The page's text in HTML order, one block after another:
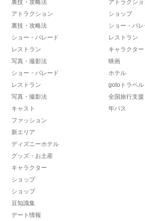
裏技・攻略法
アトラクション
裏技・攻略法
ショー・パレード
レストラン
写真・撮影法
ショー・パレード
レストラン
写真・撮影法
キャスト
ファッション
新エリア
ディズニーホテル
グッズ・お土産
キャラクター
ショップ
ショップ
豆知識集
デート情報
アトラクシ
ショップ
ショー・パ
レストラン
キャラクター
映画
ホテル
gotoトラベル
全国旅行支援
年パス